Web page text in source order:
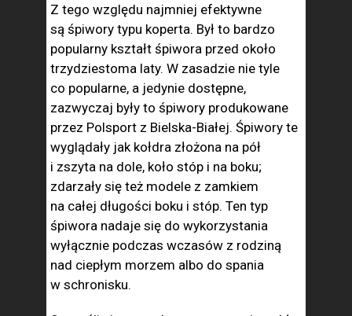
Z tego względu najmniej efektywne
są śpiwory typu koperta. Był to bardzo
popularny kształt śpiwora przed około
trzydziestoma laty. W zasadzie nie tyle
co popularne, a jedynie dostępne,
zazwyczaj były to śpiwory produkowane
przez Polsport z Bielska-Białej. Śpiwory te
wyglądały jak kołdra złożona na pół
i zszyta na dole, koło stóp i na boku;
zdarzały się też modele z zamkiem
na całej długości boku i stóp. Ten typ
śpiwora nadaje się do wykorzystania
wyłącznie podczas wczasów z rodziną
nad ciepłym morzem albo do spania
w schronisku.